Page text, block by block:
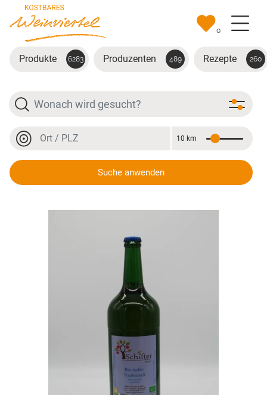
Zum Hauptinhalt springen
0
Produkte 6283 Produzenten 489 Rezepte 260
Suche
Ort oder PLZ
Entfernung
10 km
Suche anwenden
Apfel-Traubensaft